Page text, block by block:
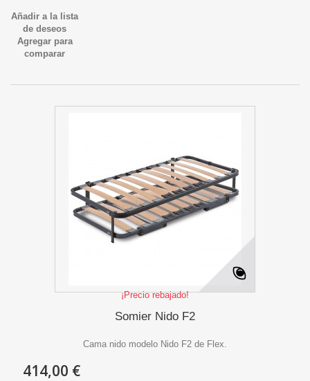
Añadir a la lista
de deseos
Agregar para
comparar
¡Precio rebajado!
Somier Nido F2
Cama nido modelo Nido F2 de Flex.
414,00 €